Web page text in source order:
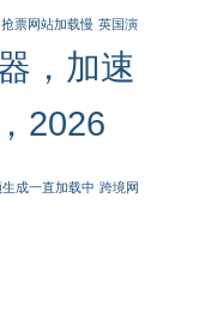
票网站加载慢 英国演
，加速
2026
成一直加载中 跨境网